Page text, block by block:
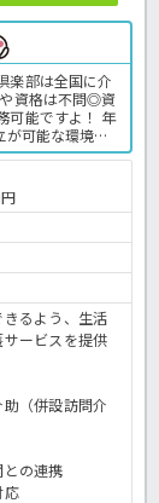
楽部は全国に介
資格は不問◎資
可能ですよ！ 年
可能な環境に
65歳以降も条
気になる方は是
ムでの介護業務
＞
るよう、生活
ービスを提供
（併設訪問介
の連携
応